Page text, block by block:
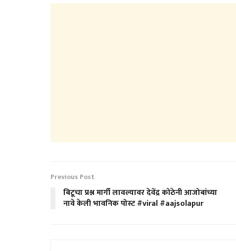
Previous Post
बिटूचा प्रश्न मार्गी लावल्यावर देवेंद्र कोठेनी आजोबांच्या
नावे केली भावनिक पोस्ट #viral #aajsolapur